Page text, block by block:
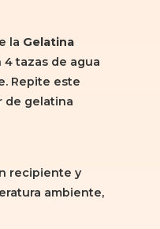
la Gelatina
4 tazas de agua
Repite este
de gelatina
recipiente y
ambiente,